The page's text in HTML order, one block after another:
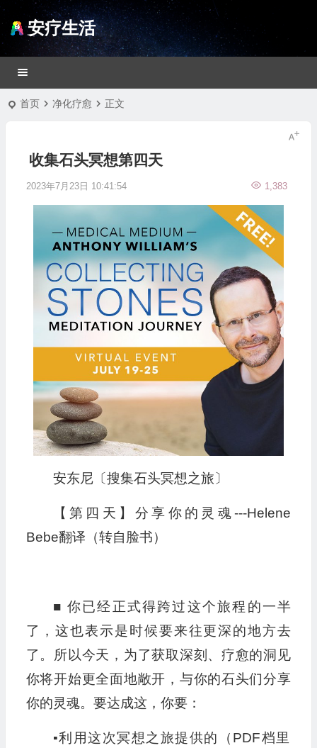
安疗生活
首页 净化疗愈 正文
收集石头冥想第四天
2023年7月23日 10:41:54 1,383
安东尼〔搜集石头冥想之旅〕
【第四天】分享你的灵魂---Helene
Bebe翻译（转自脸书）
■ 你已经正式得跨过这个旅程的一半
了，这也表示是时候要来往更深的地方去
了。所以今天，为了获取深刻、疗愈的洞见
你将开始更全面地敞开，与你的石头们分享
你的灵魂。要达成这，你要：
▪︎利用这次冥想之旅提供的（PDF档里